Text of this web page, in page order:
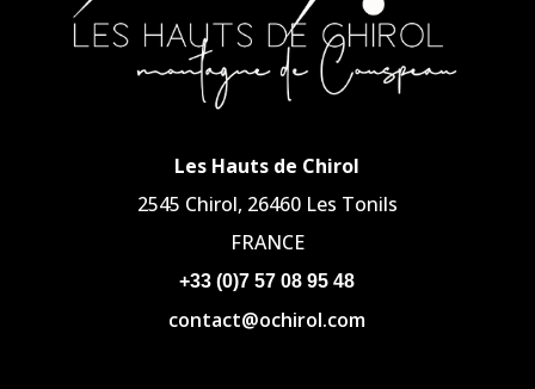
Les Hauts de Chirol
2545 Chirol, 26460 Les Tonils
FRANCE
+33 (0)7 57 08 95 48
contact@ochirol.com